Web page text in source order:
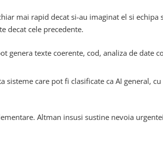
mai rapid decat si-au imaginat el si echipa
decat cele precedente.
genera texte coerente, cod, analiza de date
care pot fi clasificate ca AI general,
Altman insusi sustine nevoia